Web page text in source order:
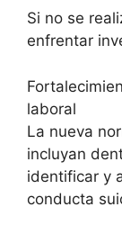
Si no se
enfrentar
laboral
La nueva
incluyan
identificar y
conducta